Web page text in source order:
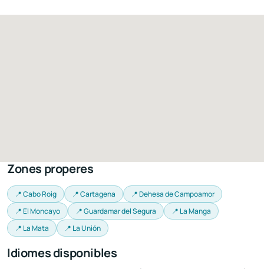
Zones properes
📍 Cabo Roig 📍 Cartagena
📍 Dehesa de Campoamor
📍 El Moncayo
📍 Guardamar del Segura
📍 La Manga
📍 La Mata
📍 La Unión
Idiomes disponibles